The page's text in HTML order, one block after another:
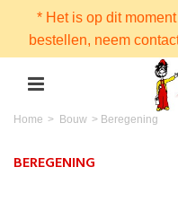
* Het is op dit
bestellen, neem
Home > Bouw > Beregening
BEREGENING